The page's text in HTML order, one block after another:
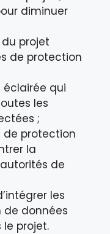
diminuer
projet
de protection
qui
les
;
de protection
la
de
les
de données
projet.